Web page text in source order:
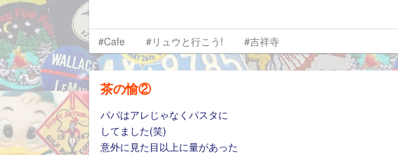
#Cafe #リュウと行こう! #吉祥寺
茶の愉②
パパはアレじゃなくパスタに
してました(笑)
意外に見た目以上に量があった